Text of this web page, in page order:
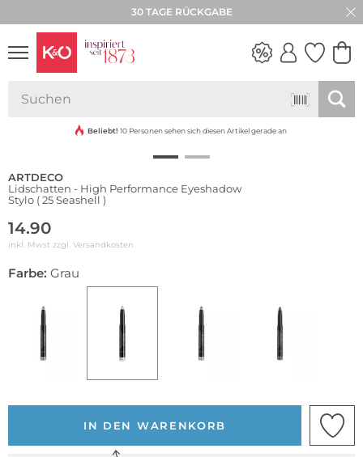
30 TAGE RÜCKGABE
VIBES
Wasserfest
Beliebt! 10 Personen sehen sich diesen Artikel gerade an
ARTDECO
Lidschatten - High Performance Eyeshadow
Stylo ( 25 Seashell )
14.90
inkl. Mwst zzgl. Versandkosten
Farbe: Grau
IN DEN WARENKORB